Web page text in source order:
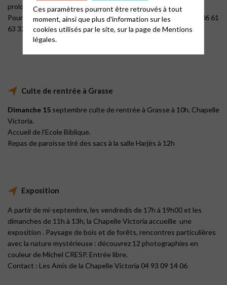
prolongera la réflexion sur le thème général de la journée.
Pour tous renseignements complémentaires : Yves RAOUX : 06 61
63 32 21 –yvesfrancoisraoux@gmail.com
Culte de rentrée à Grasse
Dimanche 15 septembre culte de rentrée à Grasse à 10h, Chapelle
Victoria.
Accueil de l’Ecole Biblique.
Repas de paroisse tiré des sacs à la salle Harjès à 12h
Exposition
A partir de mi-septembre, les vendredis de 17h à 19h00 et les
dimanches de 11h à 13h, la Chapelle Victoria accueille une
exposition . Paysage de bois et de forêts, rencontres particulières
avec la nature mystérieuse : découvrez 12 photographies en
couleur de Michel CRESP. Entrée libre.
Contact : Les Amis de la Chapelle Victoria 04 93 09 14 06
Ces paramètres pourront être retrouvés à tout
moment, ainsi que plus d'information sur les
cookies utilisés par le site, sur la page deMentions
légales.